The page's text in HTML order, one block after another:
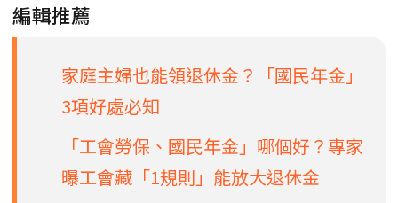
編輯推薦
家庭主婦也能領退休金？「國民年金」
3項好處必知
「工會勞保、國民年金」哪個好？專家
曝工會藏「1規則」能放大退休金